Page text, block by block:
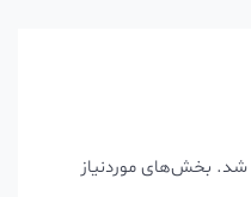
بخش‌های موردنیاز